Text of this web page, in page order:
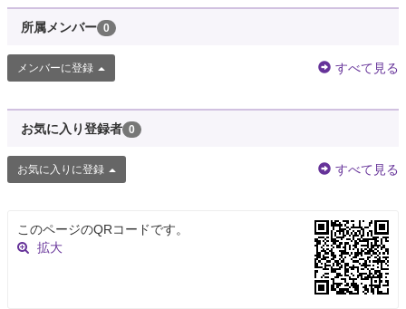
所属メンバー 0
メンバーに登録 すべて見る
お気に入り登録者 0
お気に入りに登録 すべて見る
このページのQRコードです。
拡大